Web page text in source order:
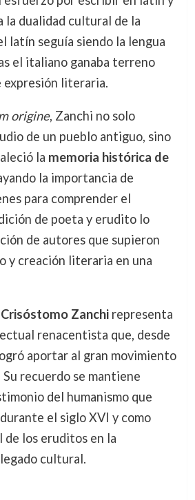
dualidad cultural de la
latín seguía siendo la lengua
el italiano ganaba terreno
expresión literaria.
origine, Zanchi no solo
de un pueblo antiguo, sino
la memoria histórica de
la importancia de
para comprender el
de poeta y erudito lo
de autores que supieron
y creación literaria en una
Zanchirepresenta
renacentista que, desde
aportar al gran movimiento
recuerdo se mantiene
del humanismo que
el siglo XVI y como
de los eruditos en la
cultural.